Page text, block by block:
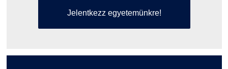
Jelentkezz egyetemünkre!